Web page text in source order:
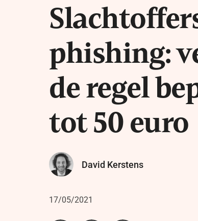
phishing:
de regel
tot 50 euro
David Kerstens
17/05/2021